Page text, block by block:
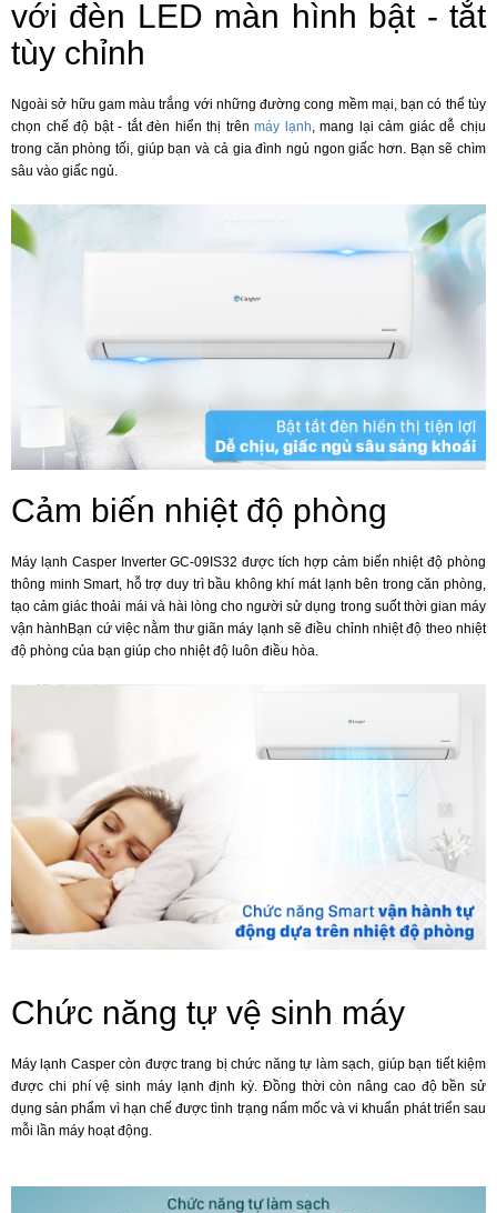
với đèn LED màn hình bật - tắt
tùy chỉnh
Ngoài sở hữu gam màu trắng với những đường cong mềm mại, bạn có thể tùy
chọn chế độ bật - tắt đèn hiển thị trênmáy lạnh, mang lại cảm giác dễ chịu
trong căn phòng tối, giúp bạn và cả gia đình ngủ ngon giấc hơn. Bạn sẽ chìm
sâu vào giấc ngủ.
Cảm biến nhiệt độ phòng
Máy lạnh Casper Inverter GC-09IS32 được tích hợp cảm biến nhiệt độ phòng
thông minh Smart, hỗ trợ duy trì bầu không khí mát lạnh bên trong căn phòng,
tạo cảm giác thoải mái và hài lòng cho người sử dụng trong suốt thời gian máy
vận hànhBạn cứ việc nằm thư giãn máy lạnh sẽ điều chỉnh nhiệt độ theo nhiệt
độ phòng của bạn giúp cho nhiệt độ luôn điều hòa.
Chức năng tự vệ sinh máy
Máy lạnh Casper còn được trang bị chức năng tự làm sạch, giúp bạn tiết kiệm
được chi phí vệ sinh máy lạnh định kỳ. Đồng thời còn nâng cao độ bền sử
dụng sản phẩm vì hạn chế được tình trạng nấm mốc và vi khuẩn phát triển sau
mỗi lần máy hoạt động.